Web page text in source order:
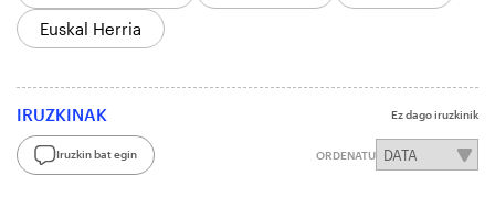
Euskal Herria
IRUZKINAK Ez dago iruzkinik
Iruzkin bat egin ORDENATU